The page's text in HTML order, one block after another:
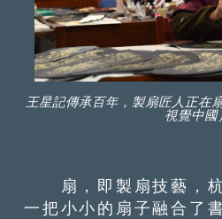
王星記傳承百年，製扇匠人正在
視覺中國
扇，即製扇技藝，杭
一把小小的扇子融合了